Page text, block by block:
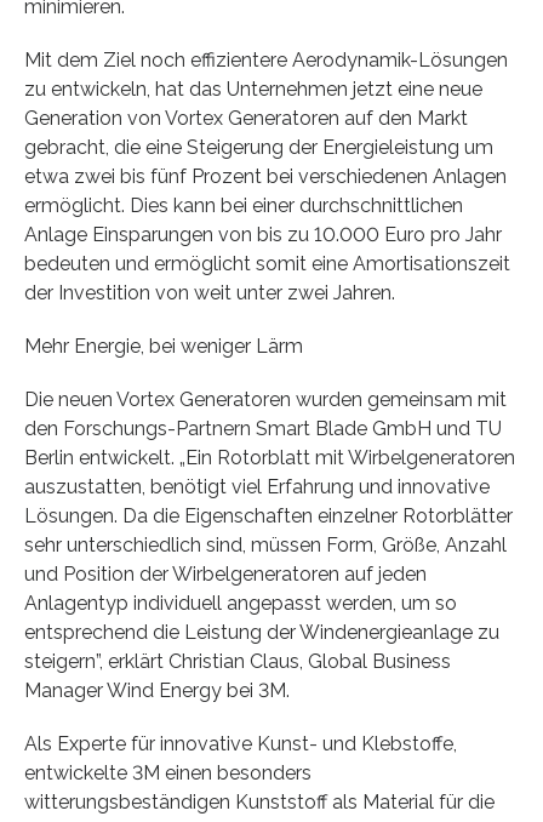
minimieren.
Mit dem Ziel noch effizientere Aerodynamik-Lösungen
zu entwickeln, hat das Unternehmen jetzt eine neue
Generation von Vortex Generatoren auf den Markt
gebracht, die eine Steigerung der Energieleistung um
etwa zwei bis fünf Prozent bei verschiedenen Anlagen
ermöglicht. Dies kann bei einer durchschnittlichen
Anlage Einsparungen von bis zu 10.000 Euro pro Jahr
bedeuten und ermöglicht somit eine Amortisationszeit
der Investition von weit unter zwei Jahren.
Mehr Energie, bei weniger Lärm
Die neuen Vortex Generatoren wurden gemeinsam mit
den Forschungs-Partnern Smart Blade GmbH und TU
Berlin entwickelt. „Ein Rotorblatt mit Wirbelgeneratoren
auszustatten, benötigt viel Erfahrung und innovative
Lösungen. Da die Eigenschaften einzelner Rotorblätter
sehr unterschiedlich sind, müssen Form, Größe, Anzahl
und Position der Wirbelgeneratoren auf jeden
Anlagentyp individuell angepasst werden, um so
entsprechend die Leistung der Windenergieanlage zu
steigern”, erklärt Christian Claus, Global Business
Manager Wind Energy bei 3M.
Als Experte für innovative Kunst- und Klebstoffe,
entwickelte 3M einen besonders
witterungsbeständigen Kunststoff als Material für die